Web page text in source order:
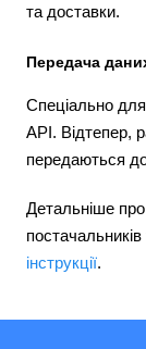
та доставки.
Передача
Спеціально
API. Відтепер,
передаються
Детальніше
інструкції.